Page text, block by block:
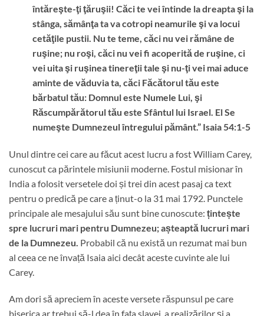
întăreşte-ţi ţăruşii! Căci te vei întinde la dreapta şi la
stânga, sămânţa ta va cotropi neamurile şi va locui
cetăţile pustii. Nu te teme, căci nu vei rămâne de
ruşine; nu roşi, căci nu vei fi acoperită de ruşine, ci
vei uita şi ruşinea tinereţii tale şi nu-ţi vei mai aduce
aminte de văduvia ta, căci Făcătorul tău este
bărbatul tău: Domnul este Numele Lui, şi
Răscumpărătorul tău este Sfântul lui Israel. El Se
numeşte Dumnezeul întregului pământ.” Isaia 54:1-5
Unul dintre cei care au făcut acest lucru a fost William Carey,
cunoscut ca părintele misiunii moderne. Fostul misionar în
India a folosit versetele doi și trei din acest pasaj ca text
pentru o predică pe care a ținut-o la 31 mai 1792. Punctele
principale ale mesajului său sunt bine cunoscute: țintește
spre lucruri mari pentru Dumnezeu; așteaptă lucruri mari
de la Dumnezeu. Probabil că nu există un rezumat mai bun
al ceea ce ne învață Isaia aici decât aceste cuvinte ale lui
Carey.
Am dori să apreciem în aceste versete răspunsul pe care
biserica ar trebui să-l dea în fața slavei, a realizărilor și a